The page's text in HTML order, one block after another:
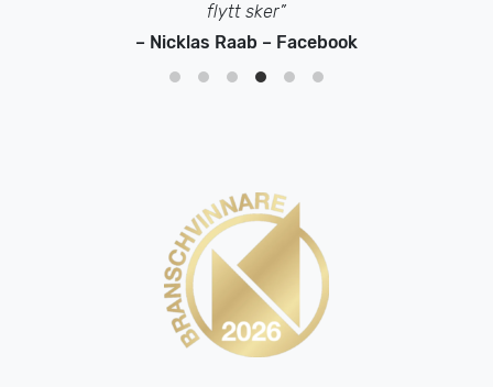
flytt sker”
– Nicklas Raab – Facebook